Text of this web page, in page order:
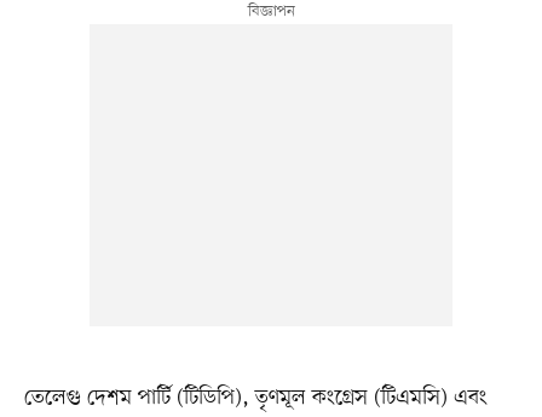
তেলেগু দেশম পার্টি (টিডিপি), তৃণমূল কংগ্রেস (টিএমসি) এবং